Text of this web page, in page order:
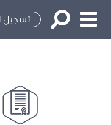
تسجيل